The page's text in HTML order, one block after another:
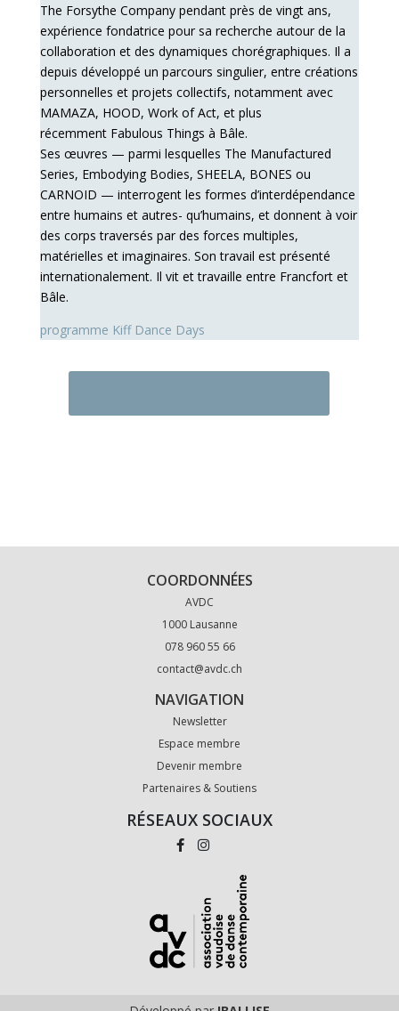
The Forsythe Company pendant près de vingt ans,
expérience fondatrice pour sa recherche autour de la
collaboration et des dynamiques chorégraphiques. Il a
depuis développé un parcours singulier, entre créations
personnelles et projets collectifs, notamment avec
MAMAZA, HOOD, Work of Act, et plus
récemment Fabulous Things à Bâle.
Ses œuvres — parmi lesquelles The Manufactured
Series, Embodying Bodies, SHEELA, BONES ou
CARNOID — interrogent les formes d’interdépendance
entre humains et autres- qu’humains, et donnent à voir
des corps traversés par des forces multiples,
matérielles et imaginaires. Son travail est présenté
internationalement. Il vit et travaille entre Francfort et
Bâle.
programme Kiff Dance Days
COORDONNÉES
AVDC
1000 Lausanne
078 960 55 66
contact@avdc.ch
NAVIGATION
Newsletter
Espace membre
Devenir membre
Partenaires & Soutiens
RÉSEAUX SOCIAUX